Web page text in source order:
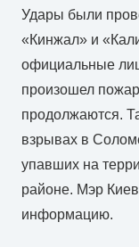
Удары были
«Кинжал» и
официальные
произошел
продолжаются.
взрывах в
упавших на
районе. Мэр
информацию.